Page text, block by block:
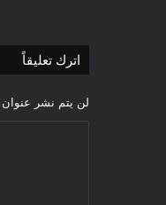
اترك تعليقاً
لن يتم نشر عنوان